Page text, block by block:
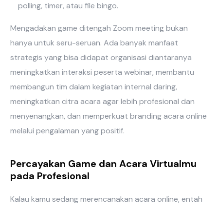
polling, timer, atau file bingo.
Mengadakan game ditengah Zoom meeting bukan
hanya untuk seru-seruan. Ada banyak manfaat
strategis yang bisa didapat organisasi diantaranya
meningkatkan interaksi peserta webinar, membantu
membangun tim dalam kegiatan internal daring,
meningkatkan citra acara agar lebih profesional dan
menyenangkan, dan memperkuat branding acara online
melalui pengalaman yang positif.
Percayakan Game dan Acara Virtualmu
pada Profesional
Kalau kamu sedang merencanakan acara online, entah